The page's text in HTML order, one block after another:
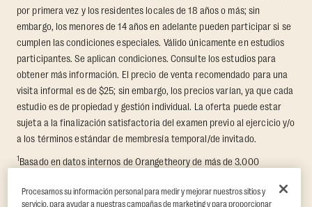
por primera vez y los residentes locales de 18 años o más; sin
embargo, los menores de 14 años en adelante pueden participar si se
cumplen las condiciones especiales. Válido únicamente en estudios
participantes. Se aplican condiciones. Consulte los estudios para
obtener más información. El precio de venta recomendado para una
visita informal es de $25; sin embargo, los precios varían, ya que cada
estudio es de propiedad y gestión individual. La oferta puede estar
sujeta a la finalización satisfactoria del examen previo al ejercicio y/o
a los términos estándar de membresía temporal/de invitado.
1 Basado en datos internos de Orangetheory de más de 3.000
semanas, en el que se midió la pérdida de grasa corporal promedio y
Procesamos su información personal para medir y mejorar nuestros sitios y
servicio, para ayudar a nuestras campañas de marketing y para proporcionar